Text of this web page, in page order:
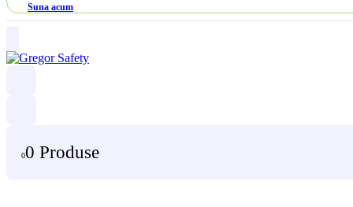
Suna acum
00 Produse